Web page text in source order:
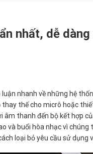
nhất, dễ dàng
nhanh về những hệ
thế cho micrô hoặc
thanh đến bộ kết hợp
và buổi hòa nhạc vì chúng
loại bỏ yêu cầu sử dụng